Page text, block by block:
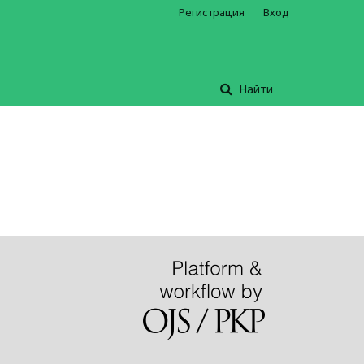
Найти
Регистрация Вход